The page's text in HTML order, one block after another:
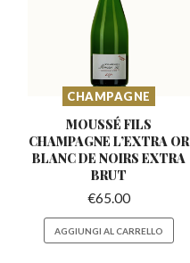
CHAMPAGNE
MOUSSÉ FILS
CHAMPAGNE L’EXTRA OR
BLANC DE NOIRS EXTRA
BRUT
€65.00
AGGIUNGI AL CARRELLO